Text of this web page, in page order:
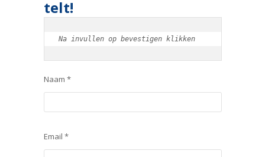
telt!
Na invullen op bevestigen klikken
Naam *
Email *